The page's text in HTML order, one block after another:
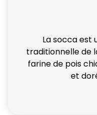
La socca est
traditionnelle de
farine de pois
et